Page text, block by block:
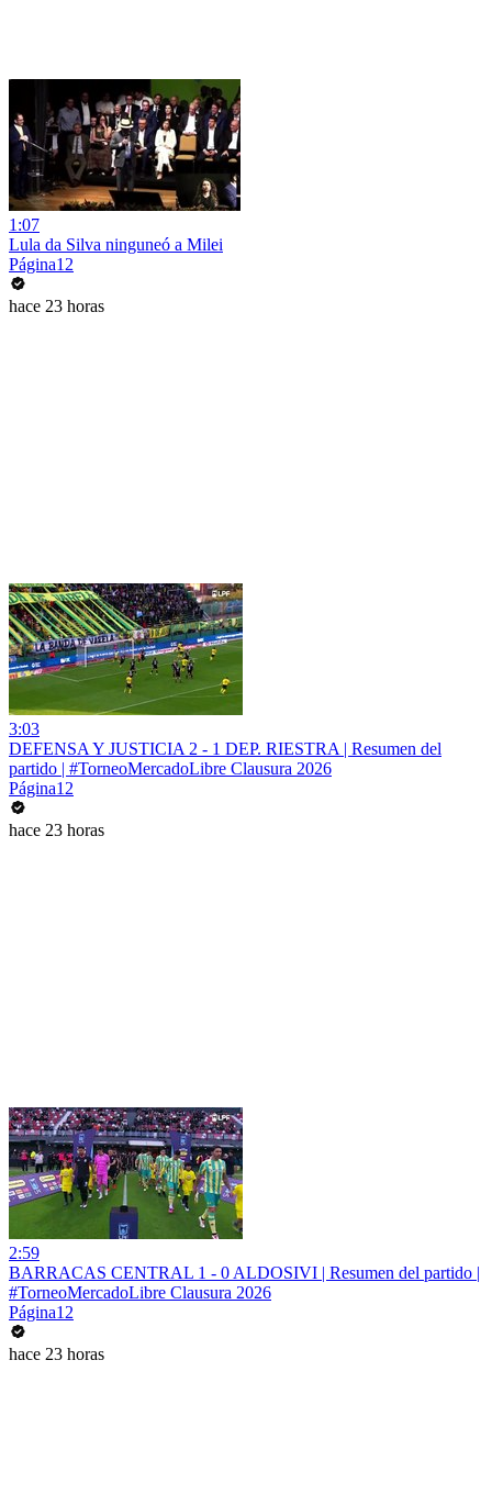
1:07
Lula da Silva ninguneó a Milei
Página12
hace 23 horas
3:03
DEFENSA Y JUSTICIA 2 - 1 DEP. RIESTRA | Resumen del
partido | #TorneoMercadoLibre Clausura 2026
Página12
hace 23 horas
2:59
BARRACAS CENTRAL 1 - 0 ALDOSIVI | Resumen del partido |
#TorneoMercadoLibre Clausura 2026
Página12
hace 23 horas